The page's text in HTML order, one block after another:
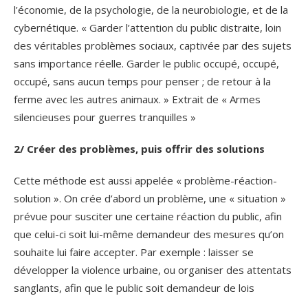
l’économie, de la psychologie, de la neurobiologie, et de la
cybernétique. « Garder l’attention du public distraite, loin
des véritables problèmes sociaux, captivée par des sujets
sans importance réelle. Garder le public occupé, occupé,
occupé, sans aucun temps pour penser ; de retour à la
ferme avec les autres animaux. » Extrait de « Armes
silencieuses pour guerres tranquilles »
2/ Créer des problèmes, puis offrir des solutions
Cette méthode est aussi appelée « problème-réaction-
solution ». On crée d’abord un problème, une « situation »
prévue pour susciter une certaine réaction du public, afin
que celui-ci soit lui-même demandeur des mesures qu’on
souhaite lui faire accepter. Par exemple : laisser se
développer la violence urbaine, ou organiser des attentats
sanglants, afin que le public soit demandeur de lois